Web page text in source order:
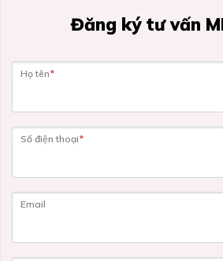
Đăng ký tư vấn
Họ tên*
Số điện thoại*
Email